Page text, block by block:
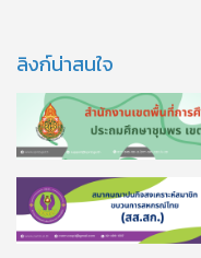
ลิงก์น่าสนใจ